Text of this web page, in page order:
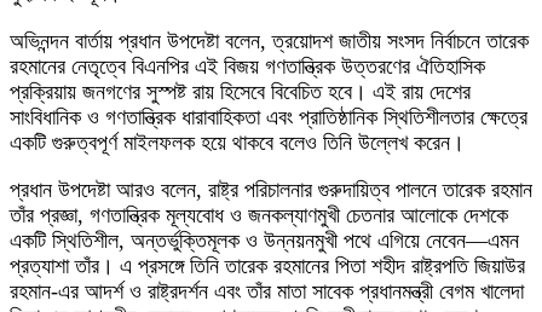
অভিনন্দন বার্তায় প্রধান উপদেষ্টা বলেন, ত্রয়োদশ জাতীয় সংসদ নির্বাচনে তারেক
রহমানের নেতৃত্বে বিএনপির এই বিজয় গণতান্ত্রিক উত্তরণের ঐতিহাসিক
প্রক্রিয়ায় জনগণের সুস্পষ্ট রায় হিসেবে বিবেচিত হবে। এই রায় দেশের
সাংবিধানিক ও গণতান্ত্রিক ধারাবাহিকতা এবং প্রাতিষ্ঠানিক স্থিতিশীলতার ক্ষেত্রে
একটি গুরুত্বপূর্ণ মাইলফলক হয়ে থাকবে বলেও তিনি উল্লেখ করেন।
প্রধান উপদেষ্টা আরও বলেন, রাষ্ট্র পরিচালনার গুরুদায়িত্ব পালনে তারেক রহমান
তাঁর প্রজ্ঞা, গণতান্ত্রিক মূল্যবোধ ও জনকল্যাণমুখী চেতনার আলোকে দেশকে
একটি স্থিতিশীল, অন্তর্ভুক্তিমূলক ও উন্নয়নমুখী পথে এগিয়ে নেবেন—এমন
প্রত্যাশা তাঁর। এ প্রসঙ্গে তিনি তারেক রহমানের পিতা শহীদ রাষ্ট্রপতি জিয়াউর
রহমান-এর আদর্শ ও রাষ্ট্রদর্শন এবং তাঁর মাতা সাবেক প্রধানমন্ত্রী বেগম খালেদা